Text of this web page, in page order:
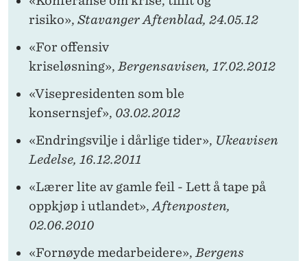
risiko», Stavanger Aftenblad, 24.05.12
«For offensiv
kriseløsning», Bergensavisen, 17.02.2012
«Visepresidenten som ble
konsernsjef», 03.02.2012
«Endringsvilje i dårlige tider», Ukeavisen
Ledelse, 16.12.2011
«Lærer lite av gamle feil - Lett å tape på
oppkjøp i utlandet»,Aftenposten,
02.06.2010
«Fornøyde medarbeidere», Bergens